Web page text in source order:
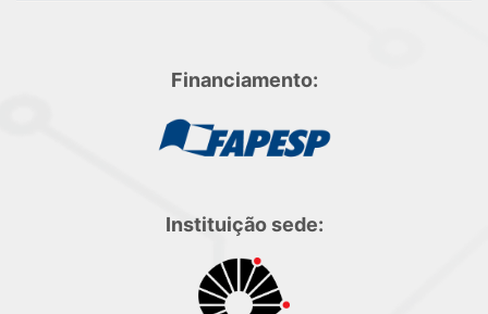
Financiamento:
Instituição sede: